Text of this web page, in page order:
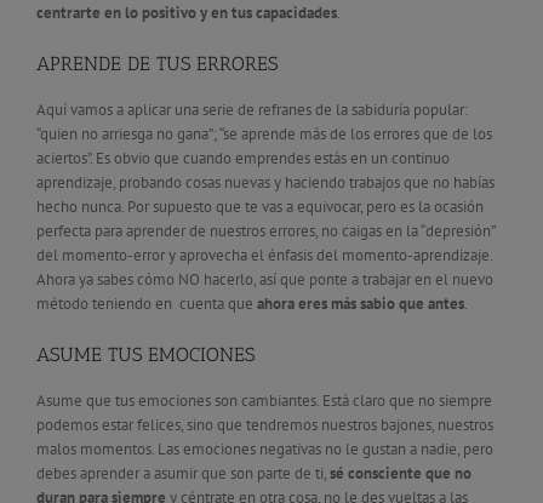
centrarte en lo positivo y en tus capacidades.
APRENDE DE TUS ERRORES
Aquí vamos a aplicar una serie de refranes de la sabiduría popular:
“quien no arriesga no gana”; “se aprende más de los errores que de los
aciertos”. Es obvio que cuando emprendes estás en un continuo
aprendizaje, probando cosas nuevas y haciendo trabajos que no habías
hecho nunca. Por supuesto que te vas a equivocar, pero es la ocasión
perfecta para aprender de nuestros errores, no caigas en la “depresión”
del momento-error y aprovecha el énfasis del momento-aprendizaje.
Ahora ya sabes cómo NO hacerlo, así que ponte a trabajar en el nuevo
método teniendo en cuenta que ahora eres más sabio que antes.
ASUME TUS EMOCIONES
Asume que tus emociones son cambiantes. Está claro que no siempre
podemos estar felices, sino que tendremos nuestros bajones, nuestros
malos momentos. Las emociones negativas no le gustan a nadie, pero
debes aprender a asumir que son parte de ti,sé consciente que no
duran para siempre y céntrate en otra cosa, no le des vueltas a las